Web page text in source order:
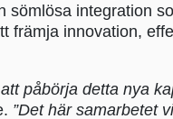
sömlösa integration
främja innovation,
påbörja detta nya
”Det här samarbetet